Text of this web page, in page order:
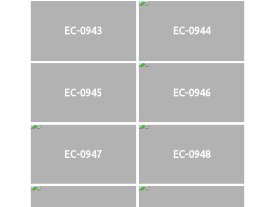
EC-0943 EC-0944
EC-0945 EC-0946
EC-0947 EC-0948